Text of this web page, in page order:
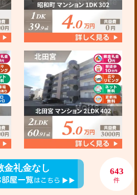
金礼金なし 643
件